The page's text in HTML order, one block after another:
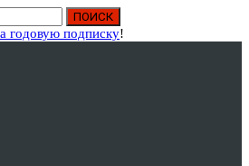
годовую подписку!